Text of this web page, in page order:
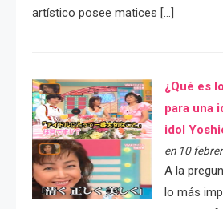
artístico posee matices […]
¿Qué es
para una
idol
en 10
A la
lo más